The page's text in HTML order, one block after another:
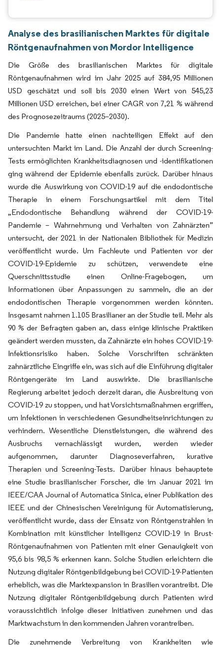
Analyse des brasilianischen Marktes für digitale
Röntgenaufnahmen von Mordor Intelligence
Die Größe des brasilianischen Marktes für digitale
Röntgenaufnahmen wird im Jahr 2025 auf 384,95 Millionen
USD geschätzt und soll bis 2030 einen Wert von 545,23
Millionen USD erreichen, bei einer CAGR von 7,21 % während
des Prognosezeitraums (2025–2030).
Die Pandemie hatte einen nachteiligen Effekt auf den
untersuchten Markt im Land. Die Anzahl der durch Screening-
Tests ermöglichten Krankheitsdiagnosen und -identifikationen
ging während der Epidemie ebenfalls zurück. Darüber hinaus
wurde die Auswirkung von COVID-19 auf die endodontische
Therapie in einem Forschungsartikel mit dem Titel
„Endodontische Behandlung während der COVID-19-
Pandemie – Wahrnehmung und Verhalten von Zahnärzten”
untersucht, der 2021 in der Nationalen Bibliothek für Medizin
veröffentlicht wurde. Um Fachleute und Patienten vor der
COVID-19-Epidemie zu schützen, verwendete eine
Querschnittsstudie einen Online-Fragebogen, um
Informationen über Anpassungen zu sammeln, die an der
endodontischen Therapie vorgenommen werden könnten.
Insgesamt nahmen 1.105 Brasilianer an der Studie teil. Mehr als
90 % der Befragten gaben an, dass einige klinische Praktiken
geändert werden mussten, da Zahnärzte ein hohes COVID-19-
Infektionsrisiko haben. Solche Vorschriften schränkten
zahnärztliche Eingriffe ein, was sich auf die Einführung digitaler
Röntgengeräte im Land auswirkte. Die brasilianische
Regierung arbeitet jedoch derzeit daran, die Ausbreitung von
COVID-19 zu stoppen, und hat Vorsichtsmaßnahmen ergriffen,
um Infektionen in verschiedenen Gesundheitseinrichtungen zu
verhindern. Wesentliche Dienstleistungen, die während des
Ausbruchs vernachlässigt wurden, werden wieder
aufgenommen, darunter Diagnoseverfahren, kurative
Therapien und Screening-Tests. Darüber hinaus behauptete
eine Studie brasilianischer Forscher, die im Januar 2021 im
IEEE/CAA Journal of Automatica Sinica, einer Publikation des
IEEE und der Chinesischen Vereinigung für Automatisierung,
veröffentlicht wurde, dass der Einsatz von Röntgenstrahlen in
Kombination mit künstlicher Intelligenz COVID-19 in Brust-
Röntgenaufnahmen von Patienten mit einer Genauigkeit von
95,6 bis 98,5 % erkennen kann. Solche Studien erleichtern die
Nutzung digitaler Röntgenbildgebung bei COVID-19-Patienten
erheblich, was die Marktexpansion in Brasilien vorantreibt. Die
Nutzung digitaler Röntgenbildgebung durch Patienten wird
voraussichtlich infolge dieser Initiativen zunehmen und das
Marktwachstum in den kommenden Jahren vorantreiben.
Die zunehmende Verbreitung von Krankheiten wie